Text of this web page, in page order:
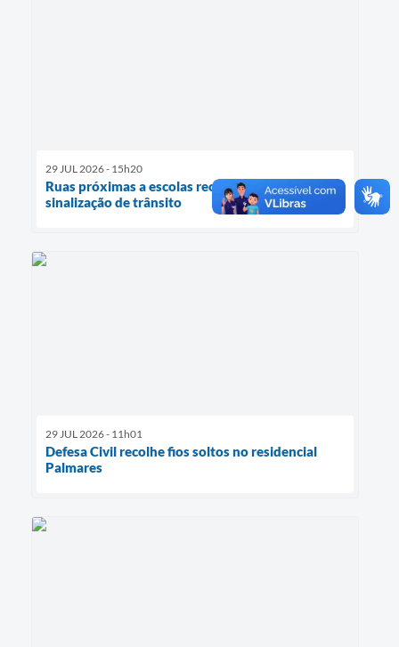
29 JUL 2026 - 15h20
Ruas próximas a escolas recebem reforço na
sinalização de trânsito
29 JUL 2026 - 11h01
Defesa Civil recolhe fios soltos no residencial
Palmares